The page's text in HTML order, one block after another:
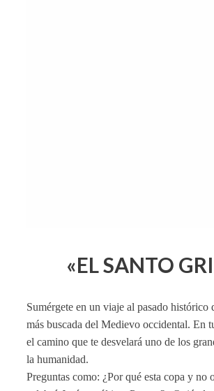
«EL SANTO
Sumérgete en un viaje al pasado histórico
más buscada del Medievo occidental. En
el camino que te desvelará uno de los
la humanidad.
Preguntas como: ¿Por qué esta copa y no